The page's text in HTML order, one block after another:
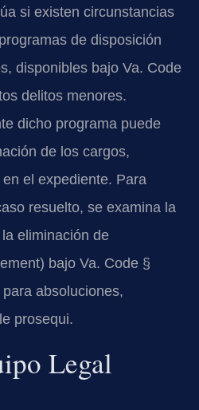
si existen circunstancias
de disposición
disponibles bajo Va. Code
delitos menores.
dicho programa puede
de los cargos,
el expediente. Para
resuelto, se examina la
eliminación de
bajo Va. Code §
absoluciones,
prosequi.
Legal